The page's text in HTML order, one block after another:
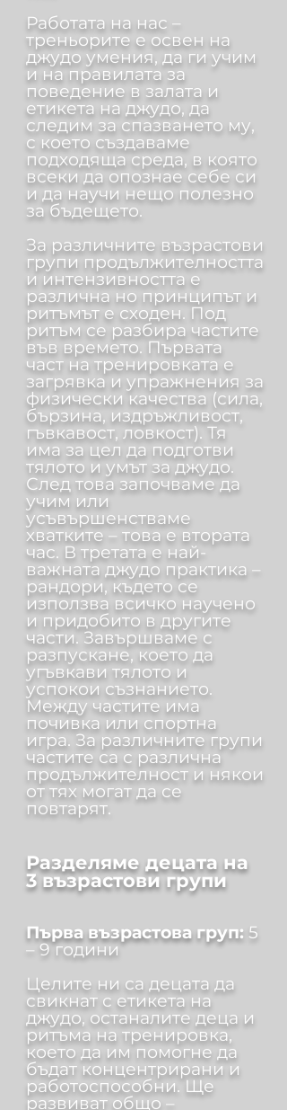
Работата на нас –
треньорите е освен на
джудо умения, да ги учим
и на правилата за
поведение в залата и
етикета на джудо, да
следим за спазването му,
с което създаваме
подходяща среда, в която
всеки да опознае себе си
и да научи нещо полезно
за бъдещето.
За различните възрастови
групи продължителността
и интензивността е
различна но принципът и
ритъмът е сходен. Под
ритъм се разбира частите
във времето. Първата
част на тренировката е
загрявка и упражнения за
физически качества (сила,
бързина, издръжливост,
гъвкавост, ловкост). Тя
има за цел да подготви
тялото и умът за джудо.
След това започваме да
учим или
усъвършенстваме
хватките – това е втората
час. В третата е най-
важната джудо практика –
рандори, където се
използва всичко научено
и придобито в другите
части. Завършваме с
разпускане, което да
угъвкави тялото и
успокои съзнанието.
Между частите има
почивка или спортна
игра. За различните групи
частите са с различна
продължителност и някои
от тях могат да се
повтарят.
Разделяме децата на
3 възрастови групи
Първа възрастова груп: 5
– 9 години
Целите ни са децата да
свикнат с етикета на
джудо, останалите деца и
ритъма на тренировка,
което да им помогне да
бъдат концентрирани и
работоспособни. Ще
развиват общо –